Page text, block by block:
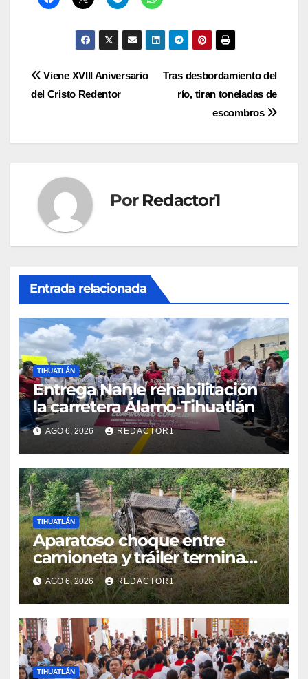
Navegación
entradas
Tras desbordamiento del
río, tiran toneladas de
escombros
Viene XVIII Aniversario
del Cristo Redentor
Por Redactor1
Entrada relacionada
TIHUATLÁN
Entrega Nahle rehabilitación
la carretera Álamo-Tihuatlán
AGO 6, 2026 REDACTOR1
TIHUATLÁN
Aparatoso choque entre
camioneta y tráiler termina
con ambas unidades fuera de
la carretera en Tihuatlán
AGO 6, 2026 REDACTOR1
TIHUATLÁN